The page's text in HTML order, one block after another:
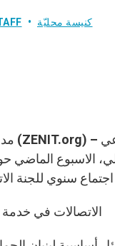
كنيسة محليّة
الاسبوع الماضي
الاتصالات في